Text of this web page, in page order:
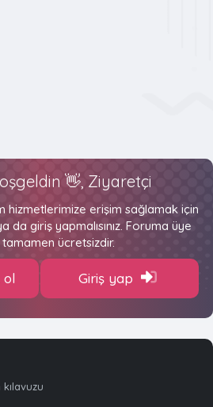
👋, Ziyaretçi
hizmetlerimize erişim sağlamak için
da giriş yapmalısınız. Foruma üye
ücretsizdir.
ol Giriş yap